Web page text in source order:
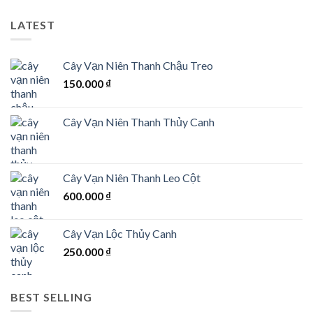
LATEST
Cây Vạn Niên Thanh Chậu Treo
150.000 ₫
Cây Vạn Niên Thanh Thủy Canh
Cây Vạn Niên Thanh Leo Cột
600.000 ₫
Cây Vạn Lộc Thủy Canh
250.000 ₫
BEST SELLING